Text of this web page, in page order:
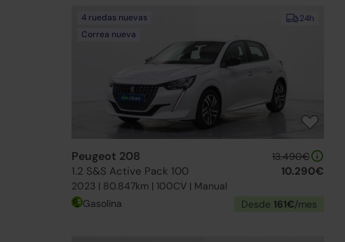
24h
4 ruedas nuevas
Correa nueva
Peugeot 208
1.2 S&S Active Pack 100
2023 | 80.847km | 100CV | Manual
13.490€
10.290€
Gasolina Desde 161€/mes